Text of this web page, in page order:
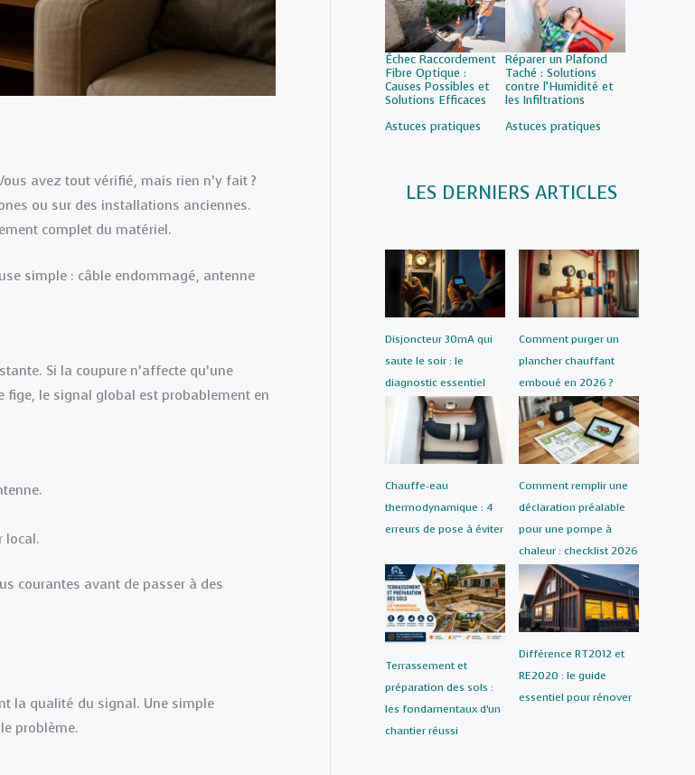
avez tout vérifié, mais rien n’y fait ?
ou sur des installations anciennes.
complet du matériel.
simple : câble endommagé, antenne
Si la coupure n’affecte qu’une
fige, le signal global est probablement en
local.
courantes avant de passer à des
la qualité du signal. Une simple
problème.
Échec Raccordement
Fibre Optique :
Causes Possibles et
Solutions Efficaces
Par rapport à
Astuces pratiques
Réparer un Plafond
Taché : Solutions
contre l’Humidité et
les Infiltrations
Par rapport à
Astuces pratiques
LES DERNIERS ARTICLES
Disjoncteur 30mA qui
saute le soir : le
diagnostic essentiel
Comment purger un
plancher chauffant
emboué en 2026 ?
Chauffe-eau
thermodynamique : 4
erreurs de pose à éviter
Comment remplir une
déclaration préalable
pour une pompe à
chaleur : checklist 2026
Terrassement et
préparation des sols :
les fondamentaux d’un
chantier réussi
Différence RT2012 et
RE2020 : le guide
essentiel pour rénover